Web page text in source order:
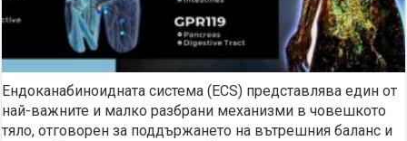
Ендоканабиноидната система (ECS) представлява един от
най-важните и малко разбрани механизми в човешкото
тяло, отговорен за поддържането на вътрешния баланс и